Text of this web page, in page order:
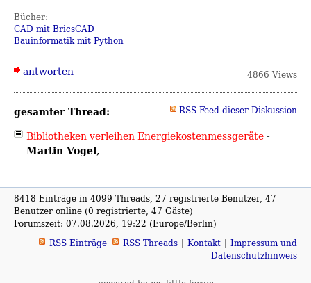
Bücher:
CAD mit BricsCAD
Bauinformatik mit Python
antworten 4866 Views
gesamter Thread: RSS-Feed dieser Diskussion
Bibliotheken verleihen Energiekostenmessgeräte-
Martin Vogel,
8418 Einträge in 4099 Threads, 27 registrierte Benutzer, 47
Benutzer online (0 registrierte, 47 Gäste)
Forumszeit: 07.08.2026, 19:22 (Europe/Berlin)
RSS Einträge
RSS Threads Kontakt
Impressum und
Datenschutzhinweis